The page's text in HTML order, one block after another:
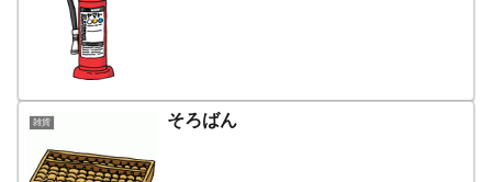
雑貨 そろばん